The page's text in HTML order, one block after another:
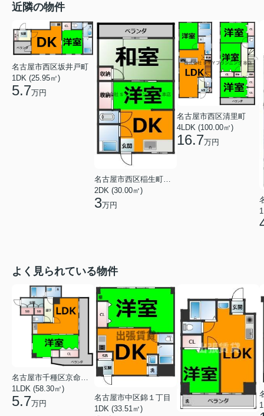
近隣の物件
名古屋市西区坂井戸町
1DK (25.95㎡)
5.7万円
名古屋市西区稲生町１丁目
2DK (30.00㎡)
3万円
名古屋市西区清里町
4LDK (100.00㎡)
16.7万円
よく見られている物件
名古屋市千種区京命１丁目
1LDK (58.30㎡)
5.7万円
名古屋市中区錦１丁目
1DK (33.51㎡)